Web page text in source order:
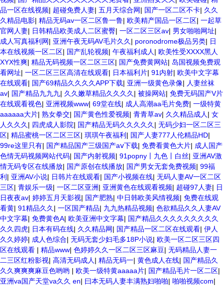
品一区在线视频| 超碰免费人妻| 五月天综合网| 国产一区二区不卡| 久久
久精品电影| 精品无码av一区二区鲁一鲁| 欧美精产国品一区二区| 一起草
官网人妻| 日韩精品欧美成人二区蜜臀| 一区二区三区av| 男女啪啪网址|
成人写真福利网| 亚洲午夜无码AV毛片久久 | poronodrome极品另类| 日
本在线视频一区二区| 国产乱轮视频| 午夜福利成人 | 欧美性受XXXX黑人
XYX性爽| 精品无码视频一区二区三区| 国产免费黄网站| 岛国视频免费观
看网址| 一区二区三区高清在线观看| 日本福利片| 91内射| 欧美中文字幕
在线观看| 国产69精品久久久久APP下载| 亚洲一级黄色录像| 人妻丝袜
av| 国产精品九九九| 久久嫩草精品久久久久 | 被操网站| 免费无码国产V片
在线观看视色| 亚洲视频www| 69堂在线| 成人高潮aa毛片免费| 一级特黄
aaaaaa大片| 熟女拳交| 国产黄色性爱视频| 青青草av| 久久精品成人 | 女
人久久久 | 四虎成人影院| 国产精品无码久久久久久 | 无码少妇一区二区三
区| 精品蜜桃一区二区三区| 琪琪午夜福利 | 国产人妻777人伦精品HD|
99re这里只有| 国产精品国产三级国产aⅴ下载| 免费看黄色大片| 成人国产
色情无码视频网站代码| 国产内射视频| 91popny丨九色丨白丝| 亚洲AV激
情无码专区在线播放| 国产原创在线播放| 国产男女无套免费视频| 99福
利 | 亚洲AV小说| 日韩片在线观看| 国产小视频在线| 无码人妻AV一区二区
三区| 青娱乐一级| 一区二区亚洲| 亚洲黄色在线观看视频| 超碰97人妻| 日
日夜夜av| 婷婷五月天影视| 国产肥熟| 中日韩欧美风情视频| 免费在线观
看黄| 91精品久久 | 一区国产精品| 九九热精品视频| 色欲精品久久人妻AV
中文字幕| 免费黄色A| 欧美亚洲中文字幕| 国产精品久久久久久久久久久
久久四虎| 日本有码在线| 久久精品网| 国产精品一区二区在线观看| 伊人
久久婷婷| 成人色综合| 无码无套少妇毛多18P小说| 欧美一区二区三区四
区在线观看 | 精品www| 色婷婷久久一区二区三区麻豆| 无码精品人妻一
二三区红粉影视| 高清无码成人 | 精品无码一| 黄色成人在线| 国产精品久
久久爽爽爽麻豆色哟哟 | 欧美一级特黄aaaaa片| 国产精品毛片一区二区|
亚洲va国产天堂va久久 en| 曰本无码人妻丰满熟妇啪啪| 啪啪视频com|